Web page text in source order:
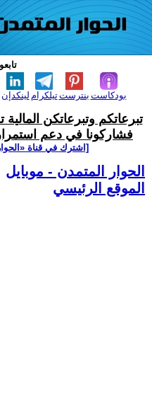
لينكدإن تيلكرامبنترست بودكاست
تبرعاتكم وتبرعاتكن
فشاركونا في دعم
[اشترك في قناة
الحوار المتمدن - موبايل
الموقع الرئيسي